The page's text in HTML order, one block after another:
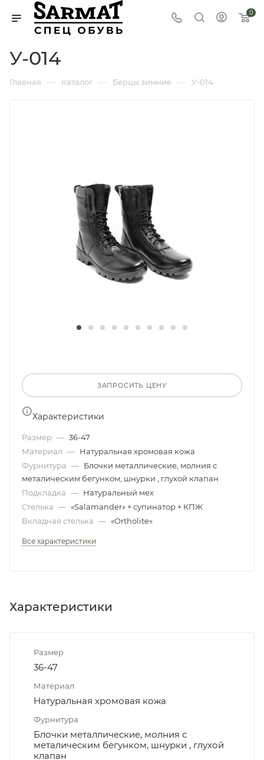
0
У-014
Главная — Каталог — Берцы зимние — У-014
ЗАПРОСИТЬ ЦЕНУ
Характеристики
Размер — 36-47
Материал — Натуральная хромовая кожа
Фурнитура — Блочки металлические, молния с
металическим бегунком, шнурки , глухой клапан
Подкладка — Натуральный мех
Стелька — «Salamander» + супинатор + КПЖ
Вкладная стелька — «Ortholite»
Все характеристики
Характеристики
Размер
36-47
Материал
Натуральная хромовая кожа
Фурнитура
Блочки металлические, молния с
металическим бегунком, шнурки , глухой
клапан